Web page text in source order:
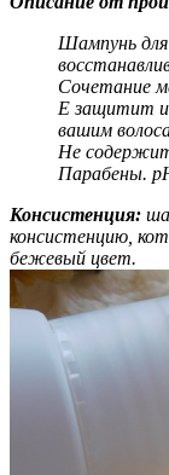
Шампунь для
Сочетание
E защитит и
вашим
Не
Парабены.
Консистенция:
консистенцию,
бежевый цвет.